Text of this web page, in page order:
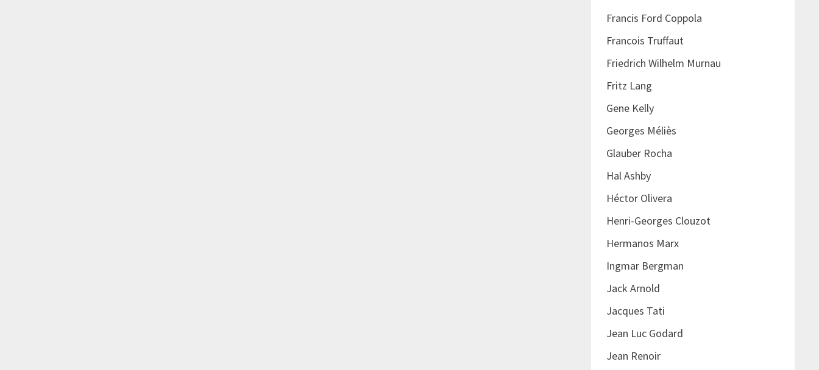
Francis Ford Coppola
Francois Truffaut
Friedrich Wilhelm Murnau
Fritz Lang
Gene Kelly
Georges Méliès
Glauber Rocha
Hal Ashby
Héctor Olivera
Henri-Georges Clouzot
Hermanos Marx
Ingmar Bergman
Jack Arnold
Jacques Tati
Jean Luc Godard
Jean Renoir